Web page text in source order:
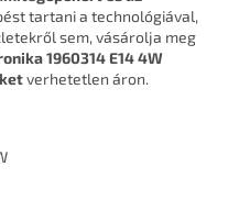
tartani a technológiával,
sem, vásárolja meg
1960314 E14 4W
verhetetlen áron.